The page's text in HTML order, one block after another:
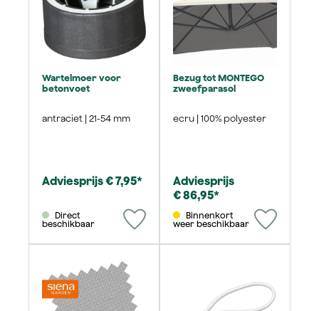
Wartelmoer voor
betonvoet
antraciet | 21-54 mm
Adviesprijs € 7,95*
beschikbaar
Bezug tot MONTEGO
zweefparasol
ecru | 100% polyester
Adviesprijs
€ 86,95*
weer beschikbaar